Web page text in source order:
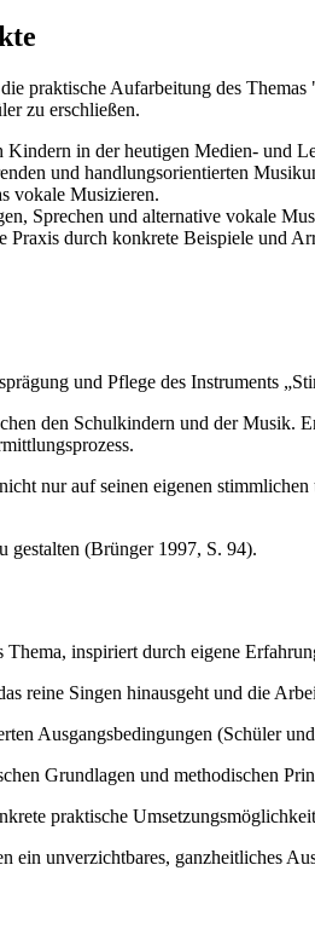
praktische Aufarbeitung des
zu erschließen.
Kindern in der heutigen Medien- und
und handlungsorientierten
vokale Musizieren.
Sprechen und alternative vokale
durch konkrete Beispiele und
und Pflege des Instruments
den Schulkindern und der Musik.
nur auf seinen eigenen
gestalten (Brünger 1997, S. 94).
inspiriert durch eigene
reine Singen hinausgeht und die
Ausgangsbedingungen (Schüler
Grundlagen und methodischen
praktische
ein unverzichtbares, ganzheitliches